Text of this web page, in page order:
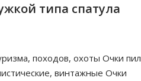
типа спатула
походов, охоты Очки
винтажные Очки